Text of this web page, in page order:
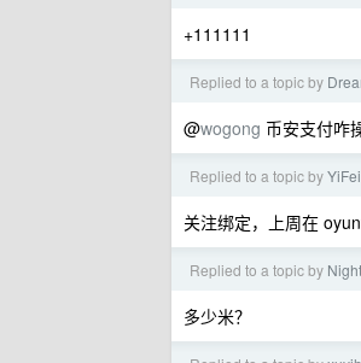
+111111
Replied to a topic by
@wogong 币安支付咋
Replied to a topic by
关注绑定，上周在
Replied to a topic by
多少米？